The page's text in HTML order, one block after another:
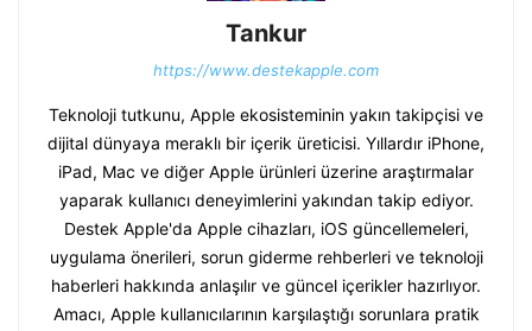
Tankur
https://www.destekapple.com
Teknoloji tutkunu, Apple ekosisteminin yakın takipçisi ve
dijital dünyaya meraklı bir içerik üreticisi. Yıllardır iPhone,
iPad, Mac ve diğer Apple ürünleri üzerine araştırmalar
yaparak kullanıcı deneyimlerini yakından takip ediyor.
Destek Apple'da Apple cihazları, iOS güncellemeleri,
uygulama önerileri, sorun giderme rehberleri ve teknoloji
haberleri hakkında anlaşılır ve güncel içerikler hazırlıyor.
Amacı, Apple kullanıcılarının karşılaştığı sorunlara pratik